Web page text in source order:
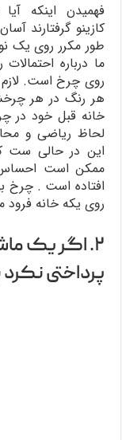
فهمیدن اینکه
کازینو گرفتارند
طور مکرر روی یک
ما درباره
روی چرخ است. لازم
هر رنگ در هر
خانه قبل خود در
لحاظ ریاضی و
این در حالی ست
ممکن است احساس
افتاده است .
روی یکه خانه فرود
۲. اگر یک
پرداختی